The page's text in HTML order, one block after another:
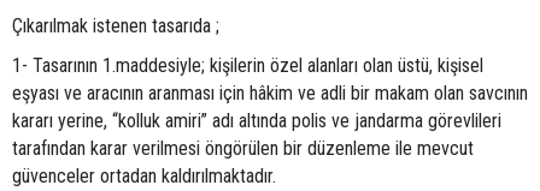
Çıkarılmak istenen tasarıda ;
1- Tasarının 1.maddesiyle; kişilerin özel alanları olan üstü, kişisel
eşyası ve aracının aranması için hâkim ve adli bir makam olan savcının
kararı yerine, “kolluk amiri” adı altında polis ve jandarma görevlileri
tarafından karar verilmesi öngörülen bir düzenleme ile mevcut
güvenceler ortadan kaldırılmaktadır.